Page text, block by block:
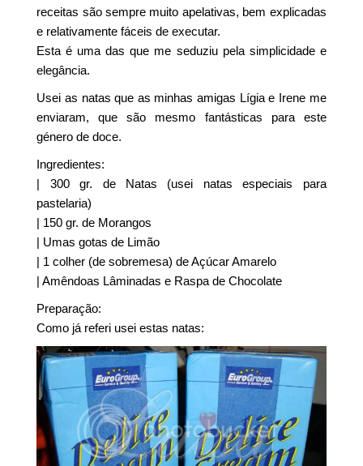
receitas são sempre muito apelativas, bem explicadas
e relativamente fáceis de executar.
Esta é uma das que me seduziu pela simplicidade e
elegância.
Usei as natas que as minhas amigas Lígia e Irene me
enviaram, que são mesmo fantásticas para este
género de doce.
Ingredientes:
| 300 gr. de Natas (usei natas especiais para
pastelaria)
| 150 gr. de Morangos
| Umas gotas de Limão
| 1 colher (de sobremesa) de Açúcar Amarelo
| Amêndoas Lâminadas e Raspa de Chocolate
Preparação:
Como já referi usei estas natas: